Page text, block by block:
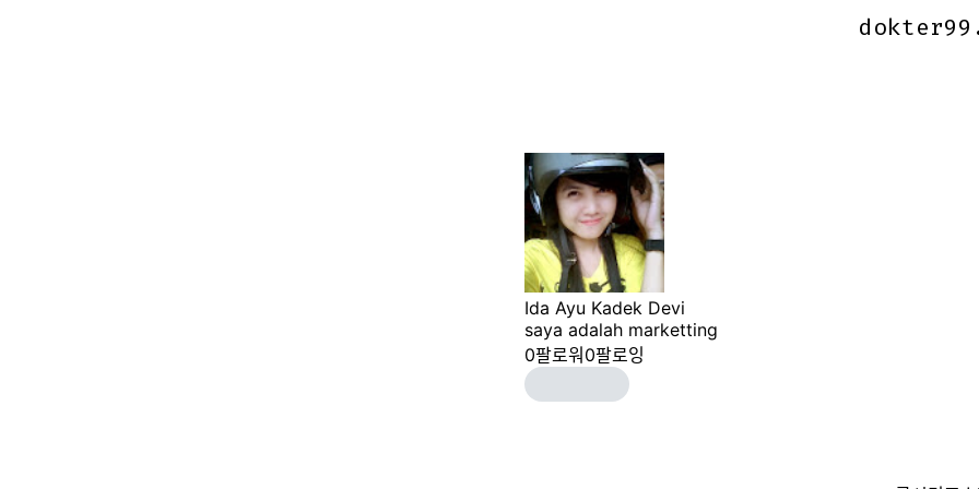
Ida Ayu Kadek Devi
saya adalah marketting
0팔로워 0팔로잉